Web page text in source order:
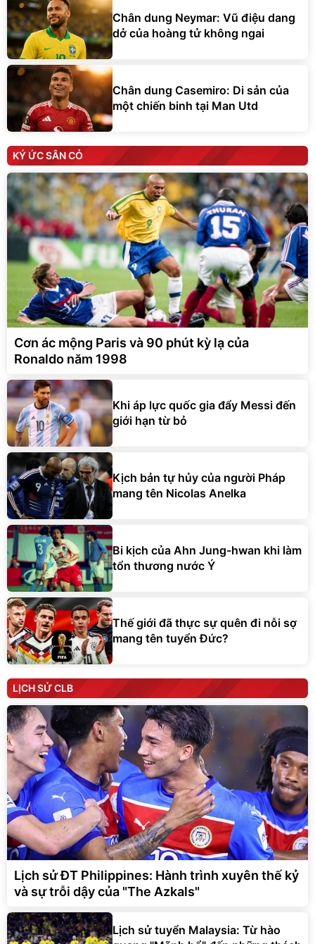
Chân dung Neymar: Vũ điệu dang
dở của hoàng tử không ngai
Chân dung Casemiro: Di sản của
một chiến binh tại Man Utd
KÝ ỨC SÂN CỎ
Cơn ác mộng Paris và 90 phút kỳ lạ của
Ronaldo năm 1998
Khi áp lực quốc gia đẩy Messi đến
giới hạn từ bỏ
Kịch bản tự hủy của người Pháp
mang tên Nicolas Anelka
Bi kịch của Ahn Jung-hwan khi làm
tổn thương nước Ý
Thế giới đã thực sự quên đi nỗi sợ
mang tên tuyển Đức?
LỊCH SỬ CLB
Lịch sử ĐT Philippines: Hành trình xuyên thế kỷ
và sự trỗi dậy của "The Azkals"
Lịch sử tuyển Malaysia: Từ hào